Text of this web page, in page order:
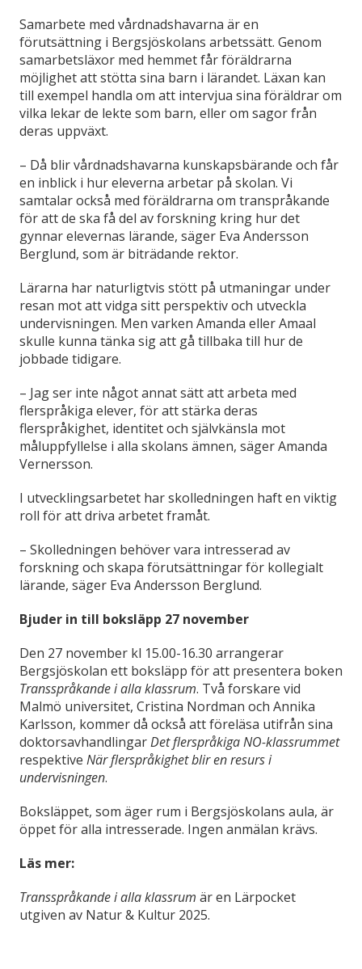
Samarbete med vårdnadshavarna är en
förutsättning i Bergsjöskolans arbetssätt. Genom
samarbetsläxor med hemmet får föräldrarna
möjlighet att stötta sina barn i lärandet. Läxan kan
till exempel handla om att intervjua sina föräldrar om
vilka lekar de lekte som barn, eller om sagor från
deras uppväxt.
– Då blir vårdnadshavarna kunskapsbärande och får
en inblick i hur eleverna arbetar på skolan. Vi
samtalar också med föräldrarna om transpråkande
för att de ska få del av forskning kring hur det
gynnar elevernas lärande, säger Eva Andersson
Berglund, som är biträdande rektor.
Lärarna har naturligtvis stött på utmaningar under
resan mot att vidga sitt perspektiv och utveckla
undervisningen. Men varken Amanda eller Amaal
skulle kunna tänka sig att gå tillbaka till hur de
jobbade tidigare.
– Jag ser inte något annat sätt att arbeta med
flerspråkiga elever, för att stärka deras
flerspråkighet, identitet och självkänsla mot
måluppfyllelse i alla skolans ämnen, säger Amanda
Vernersson.
I utvecklingsarbetet har skolledningen haft en viktig
roll för att driva arbetet framåt.
– Skolledningen behöver vara intresserad av
forskning och skapa förutsättningar för kollegialt
lärande, säger Eva Andersson Berglund.
Bjuder in till boksläpp 27 november
Den 27 november kl 15.00-16.30 arrangerar
Bergsjöskolan ett boksläpp för att presentera boken
Transspråkande i alla klassrum. Två forskare vid
Malmö universitet, Cristina Nordman och Annika
Karlsson, kommer då också att föreläsa utifrån sina
doktorsavhandlingarDet flerspråkiga NO-klassrummet
respektive När flerspråkighet blir en resurs i
undervisningen.
Boksläppet, som äger rum i Bergsjöskolans aula, är
öppet för alla intresserade. Ingen anmälan krävs.
Läs mer:
Transspråkande i alla klassrum är en Lärpocket
utgiven av Natur & Kultur 2025.